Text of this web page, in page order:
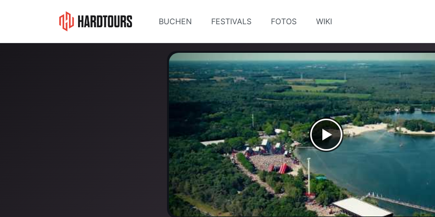
BUCHEN FESTIVALS FOTOS WIKI